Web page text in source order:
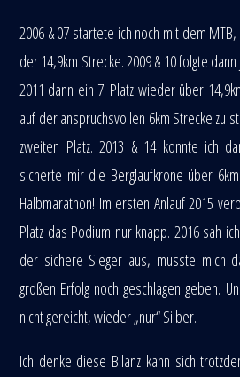
2006 & 07 startete ich noch mit dem
der 14,9km Strecke. 2009 & 10 folgte
2011 dann ein 7. Platz wieder über
auf der anspruchsvollen 6km Strecke zu
zweiten Platz. 2013 & 14 konnte ich
sicherte mir die Berglaufkrone über
Halbmarathon! Im ersten Anlauf 2015
Platz das Podium nur knapp. 2016 sah
der sichere Sieger aus, musste mich
großen Erfolg noch geschlagen geben.
nicht gereicht, wieder „nur“ Silber.
Ich denke diese Bilanz kann sich